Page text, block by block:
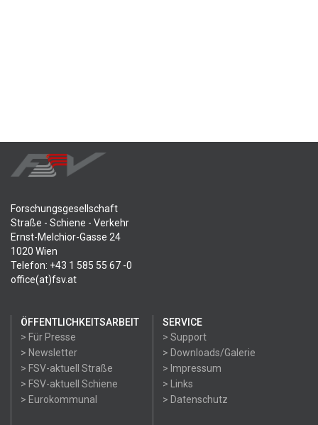
Forschungsgesellschaft
Straße - Schiene - Verkehr
Ernst-Melchior-Gasse 24
1020 Wien
Telefon: +43 1 585 55 67 -0
office(at)fsv.at
ÖFFENTLICHKEITSARBEIT
> Für Presse
> Newsletter
> FSV-aktuell Straße
> FSV-aktuell Schiene
> Eurokommunal
SERVICE
> Support
> Downloads/Galerie
> Impressum
> Links
> Datenschutz